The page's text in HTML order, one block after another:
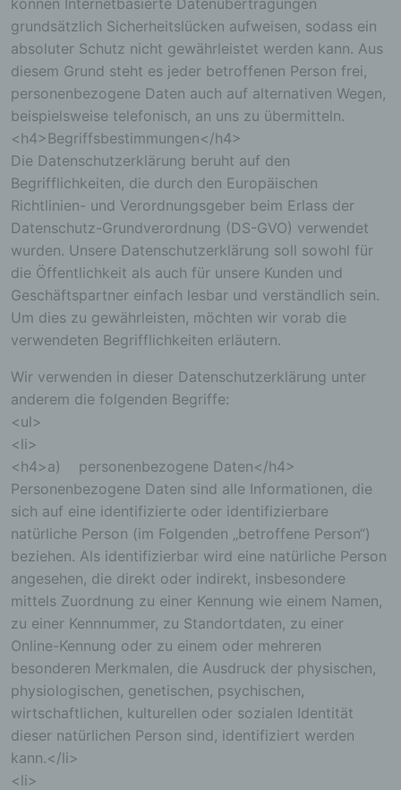
können Internetbasierte Datenübertragungen
grundsätzlich Sicherheitslücken aufweisen, sodass ein
absoluter Schutz nicht gewährleistet werden kann. Aus
diesem Grund steht es jeder betroffenen Person frei,
personenbezogene Daten auch auf alternativen Wegen,
beispielsweise telefonisch, an uns zu übermitteln.
<h4>Begriffsbestimmungen</h4>
Die Datenschutzerklärung beruht auf den
Begrifflichkeiten, die durch den Europäischen
Richtlinien- und Verordnungsgeber beim Erlass der
Datenschutz-Grundverordnung (DS-GVO) verwendet
wurden. Unsere Datenschutzerklärung soll sowohl für
die Öffentlichkeit als auch für unsere Kunden und
Geschäftspartner einfach lesbar und verständlich sein.
Um dies zu gewährleisten, möchten wir vorab die
verwendeten Begrifflichkeiten erläutern.
Wir verwenden in dieser Datenschutzerklärung unter
anderem die folgenden Begriffe:
<ul>
<li>
<h4>a) personenbezogene Daten</h4>
Personenbezogene Daten sind alle Informationen, die
sich auf eine identifizierte oder identifizierbare
natürliche Person (im Folgenden „betroffene Person“)
beziehen. Als identifizierbar wird eine natürliche Person
angesehen, die direkt oder indirekt, insbesondere
mittels Zuordnung zu einer Kennung wie einem Namen,
zu einer Kennnummer, zu Standortdaten, zu einer
Online-Kennung oder zu einem oder mehreren
besonderen Merkmalen, die Ausdruck der physischen,
physiologischen, genetischen, psychischen,
wirtschaftlichen, kulturellen oder sozialen Identität
dieser natürlichen Person sind, identifiziert werden
kann.</li>
<li>